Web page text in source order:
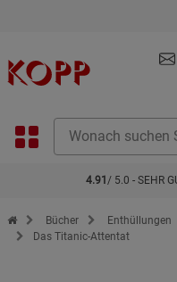
4.91 / 5.0 - SEHR
Zur Startseite des Kopp Verlag
Bücher Enthüllungen
Das Titanic-Attentat